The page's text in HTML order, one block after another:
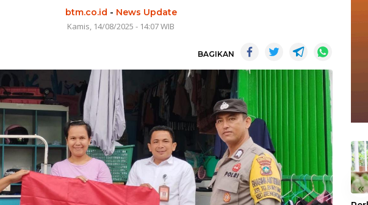
btm.co.id - News Update
Kamis, 14/08/2025 - 14:07 WIB
BAGIKAN
«